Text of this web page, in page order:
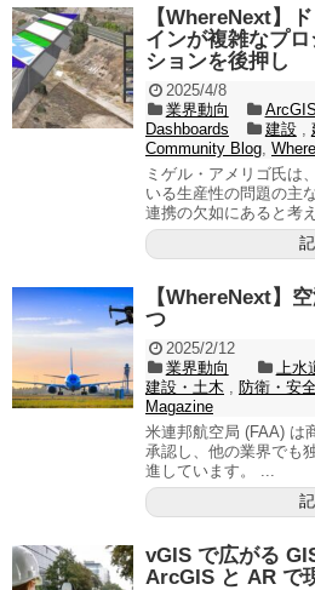
【WhereNext】
インが複雑なプ
ションを後押し
2025/4/8
業界動向
Dashboards
建設,
Community Blog
ミゲル・アメリゴ氏は
いる生産性の問題の主
連携の欠如にあると考
【WhereNext】
つ
2025/2/12
業界動向
上
建設・土木
防衛・安
Magazine
米連邦航空局 (FAA) は
承認し、他の業界でも
進しています。 ...
vGIS で広がる
ArcGIS と AR で